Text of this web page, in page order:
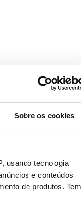
Sobre os cookies
usando tecnologia
e conteúdos
de produtos. Tem